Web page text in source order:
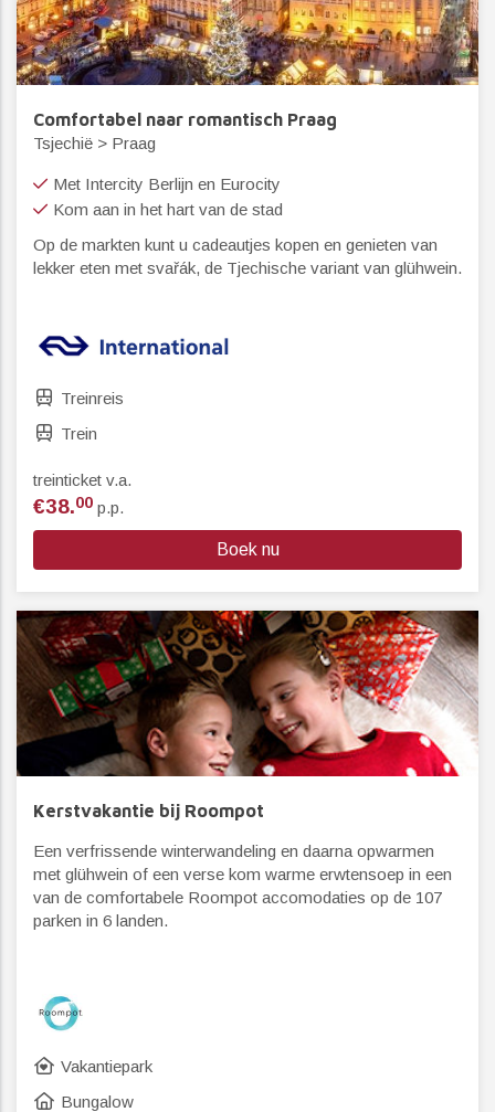
Comfortabel naar romantisch Praag
Tsjechië > Praag
Met Intercity Berlijn en Eurocity
Kom aan in het hart van de stad
Op de markten kunt u cadeautjes kopen en genieten van
lekker eten met svařák, de Tjechische variant van glühwein.
Treinreis
Trein
treinticket v.a.
€38.00 p.p.
Boek nu
Kerstvakantie bij Roompot
Een verfrissende winterwandeling en daarna opwarmen
met glühwein of een verse kom warme erwtensoep in een
van de comfortabele Roompot accomodaties op de 107
parken in 6 landen.
Vakantiepark
Bungalow